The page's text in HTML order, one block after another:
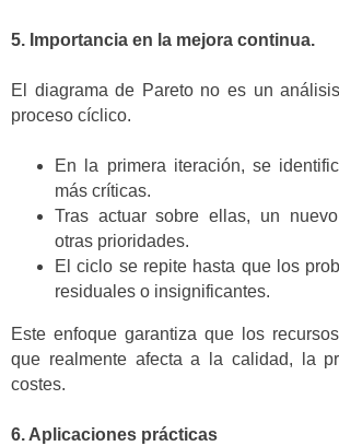
5. Importancia en la mejora continua.
El diagrama de Pareto no es un
proceso cíclico.
En la primera iteración, se
más críticas.
Tras actuar sobre ellas, un
otras prioridades.
El ciclo se repite hasta que los
residuales o insignificantes.
Este enfoque garantiza que los
que realmente afecta a la calidad, la
costes.
6. Aplicaciones prácticas